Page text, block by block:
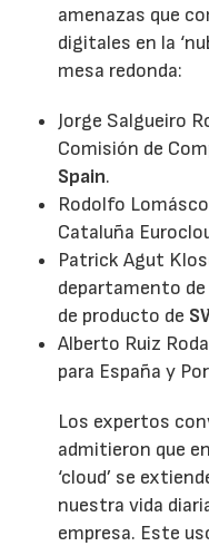
amenazas que
digitales en la
mesa redonda:
Jorge Salgueiro
Comisión de
Spain.
Rodolfo
Cataluña
Patrick Agut
departamento
de producto de
Alberto Ruiz
para España y
Los expertos
admitieron que
‘cloud’ se
nuestra vida
empresa. Este